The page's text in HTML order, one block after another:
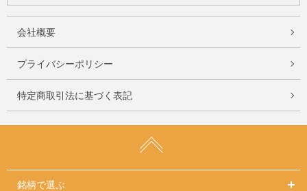
会社概要
プライバシーポリシー
特定商取引法に基づく表記
銘柄で選ぶ